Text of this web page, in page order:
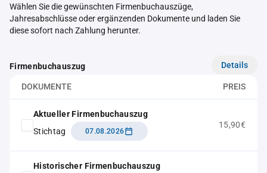
Wählen Sie die gewünschten Firmenbuchauszüge,
Jahresabschlüsse oder ergänzenden Dokumente und laden Sie
diese sofort nach Zahlung herunter.
Firmenbuchauszug Details
DOKUMENTE PREIS
Aktueller Firmenbuchauszug
Stichtag
07.08.2026
15,90€
Historischer Firmenbuchauszug